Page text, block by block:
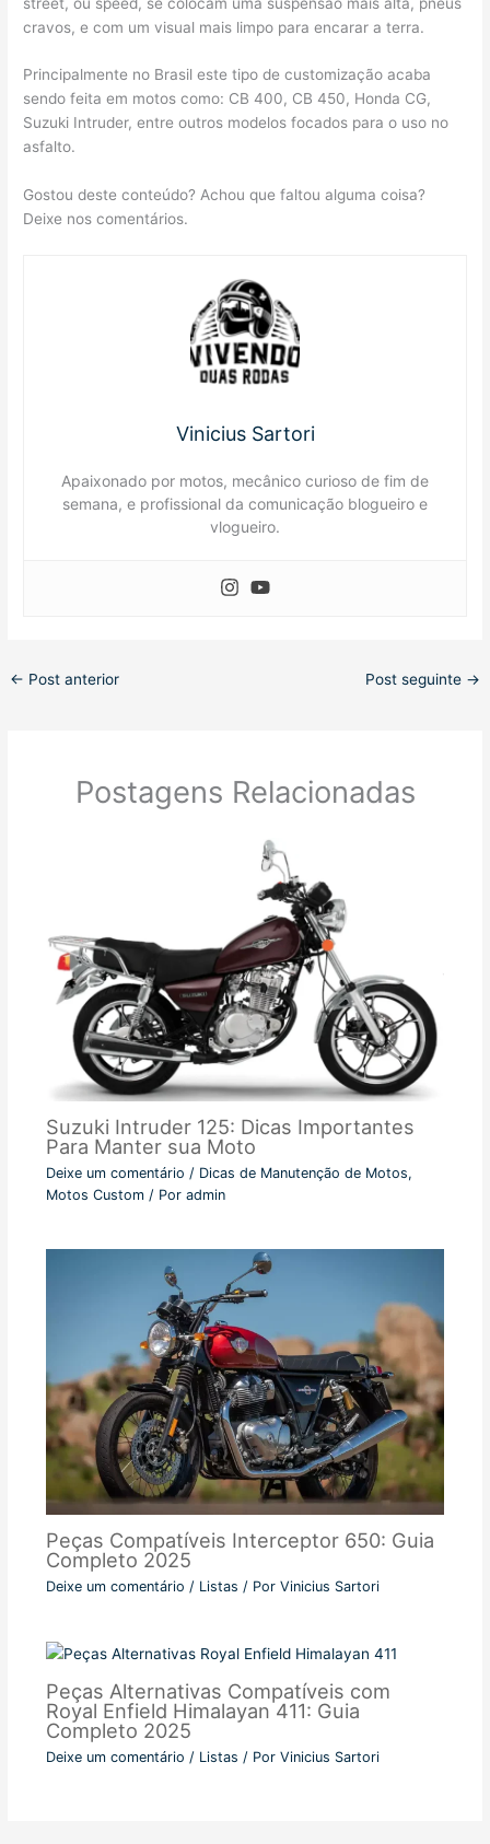
cravos, e com um visual mais limpo para encarar a terra.
Principalmente no Brasil este tipo de customização acaba
sendo feita em motos como: CB 400, CB 450, Honda CG,
Suzuki Intruder, entre outros modelos focados para o uso no
asfalto.
Gostou deste conteúdo? Achou que faltou alguma coisa?
Deixe nos comentários.
Vinicius Sartori
Apaixonado por motos, mecânico curioso de fim de
semana, e profissional da comunicação blogueiro e
vlogueiro.
← Post anterior Post seguinte →
Postagens Relacionadas
Suzuki Intruder 125: Dicas Importantes
Para Manter sua Moto
Deixe um comentário / Dicas de Manutenção de Motos,
Motos Custom/ Por admin
Peças Compatíveis Interceptor 650: Guia
Completo 2025
Deixe um comentário / Listas / Por Vinicius Sartori
Peças Alternativas Compatíveis com
Royal Enfield Himalayan 411: Guia
Completo 2025
Deixe um comentário / Listas / Por Vinicius Sartori